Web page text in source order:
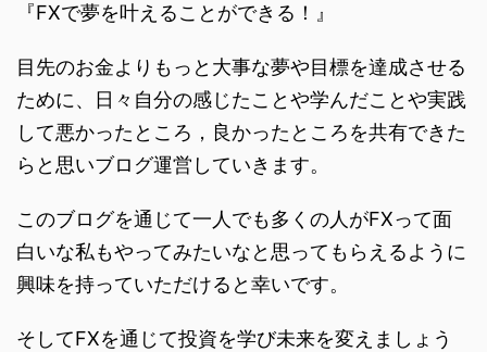
『FXで夢を叶えることができる！』
目先のお金よりもっと大事な夢や目標を達成させる
ために、日々自分の感じたことや学んだことや実践
して悪かったところ，良かったところを共有できた
らと思いブログ運営していきます。
このブログを通じて一人でも多くの人がFXって面
白いな私もやってみたいなと思ってもらえるように
興味を持っていただけると幸いです。
そしてFXを通じて投資を学び未来を変えましょう